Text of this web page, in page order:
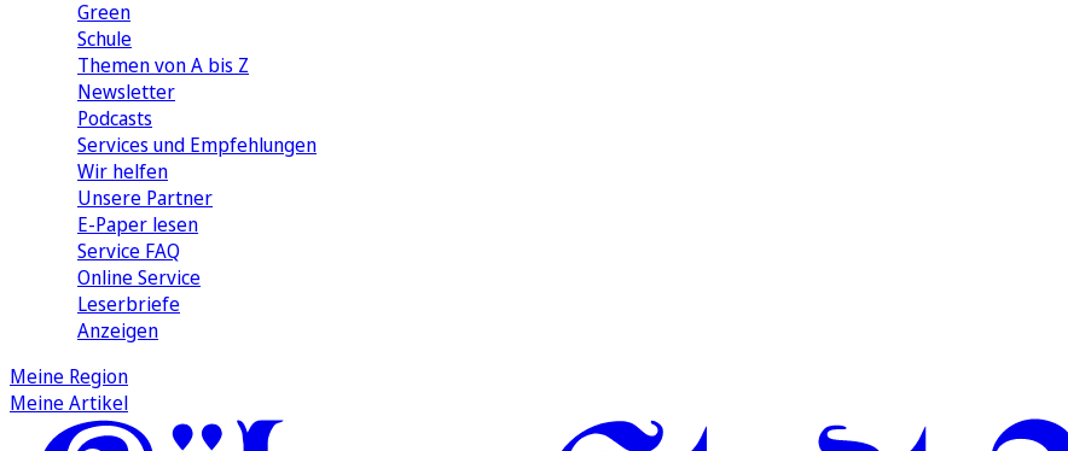
Green
Schule
Themen von A bis Z
Newsletter
Podcasts
Services und Empfehlungen
Wir helfen
Unsere Partner
E-Paper lesen
Service FAQ
Online Service
Leserbriefe
Anzeigen
Meine Region
Meine Artikel